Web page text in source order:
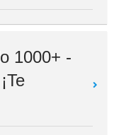
1000+ -